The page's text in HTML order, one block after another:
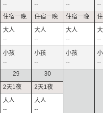
--
--
--
--
--
--
--
--
--
--
--
--
29
--
30
--